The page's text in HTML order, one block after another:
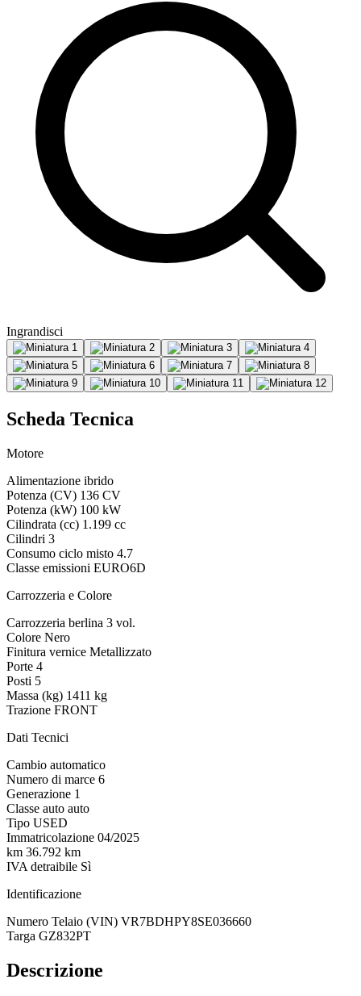
Ingrandisci
Scheda Tecnica
Motore
Alimentazione ibrido
Potenza (CV) 136 CV
Potenza (kW) 100 kW
Cilindrata (cc) 1.199 cc
Cilindri 3
Consumo ciclo misto 4.7
Classe emissioni EURO6D
Carrozzeria e Colore
Carrozzeria berlina 3 vol.
Colore Nero
Finitura vernice Metallizzato
Porte 4
Posti 5
Massa (kg) 1411 kg
Trazione FRONT
Dati Tecnici
Cambio automatico
Numero di marce 6
Generazione 1
Classe auto auto
Tipo USED
Immatricolazione 04/2025
km 36.792 km
IVA detraibile Sì
Identificazione
Numero Telaio (VIN) VR7BDHPY8SE036660
Targa GZ832PT
Descrizione